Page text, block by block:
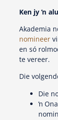
Ken jy ŉ
Akademia
nomineer
en só
te vereer.
Die
Die
ŉ